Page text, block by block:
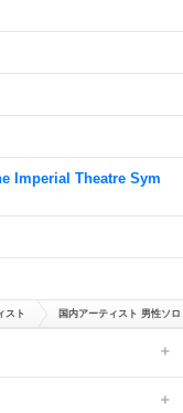
Imperial Theatre Sym
スト 国内アーティスト 男性ソロ